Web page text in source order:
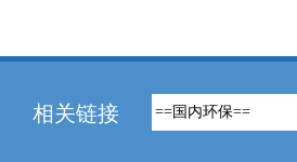
相关链接